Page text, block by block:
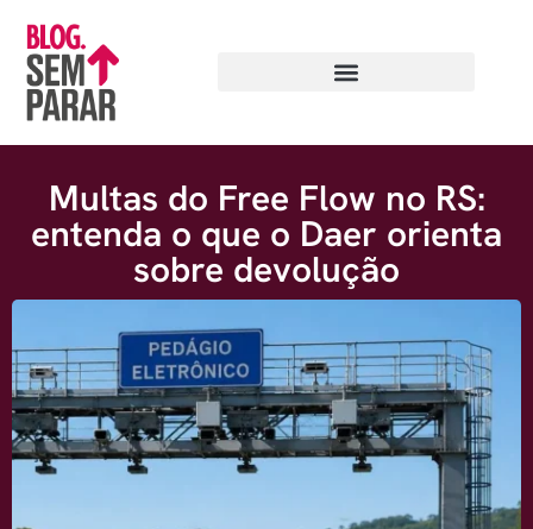
Multas do Free Flow no RS:
entenda o que o Daer orienta
sobre devolução